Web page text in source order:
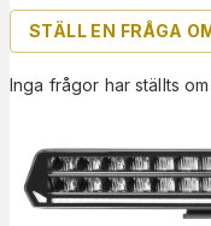
STÄLL EN FRÅGA
Inga frågor har ställts